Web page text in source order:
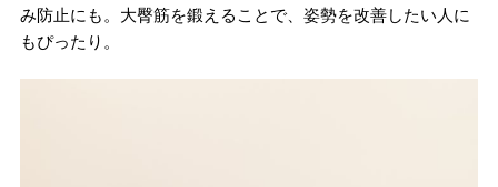
み防止にも。大臀筋を鍛えることで、姿勢を改善したい人に
もぴったり。